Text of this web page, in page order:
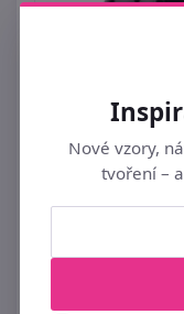
Minerálové
Nové vzory,
tvoření –